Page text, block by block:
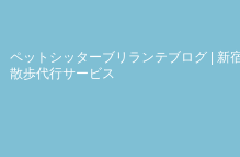
ペットシッターブリランテブログ | 新
散歩代行サービス